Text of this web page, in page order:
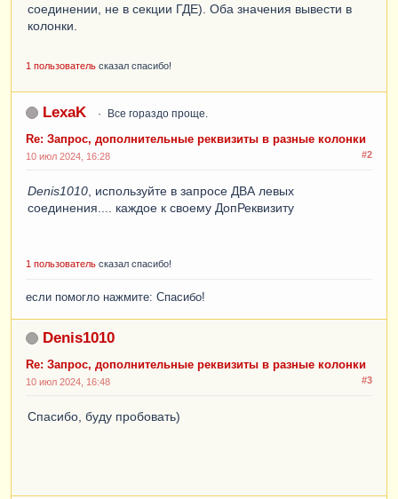
соединении, не в секции ГДЕ). Оба значения вывести в
колонки.
1 пользователь сказал спасибо!
LexaK Все гораздо проще.
Re: Запрос, дополнительные реквизиты в разные колонки
#2
10 июл 2024, 16:28
Denis1010 , используйте в запросе ДВА левых
соединения.... каждое к своему ДопРеквизиту
1 пользователь сказал спасибо!
если помогло нажмите: Спасибо!
Denis1010
Re: Запрос, дополнительные реквизиты в разные колонки
#3
10 июл 2024, 16:48
Спасибо, буду пробовать)